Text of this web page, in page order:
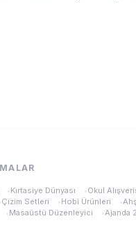
•Kırtasiye Dünyası •Okul
Çizim Setleri •Hobi Ürünleri •
•Masaüstü Düzenleyici •Ajanda